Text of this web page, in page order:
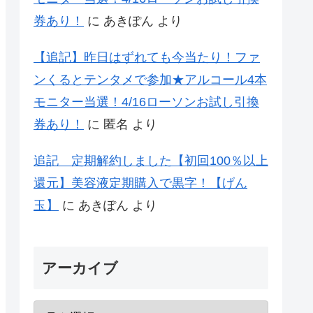
券あり！
に あきぽん より
【追記】昨日はずれても今当たり！ファ
ンくるとテンタメで参加★アルコール4本
モニター当選！4/16ローソンお試し引換
券あり！
に 匿名 より
追記 定期解約しました【初回100％以上
還元】美容液定期購入で黒字！【げん
玉】
に あきぽん より
アーカイブ